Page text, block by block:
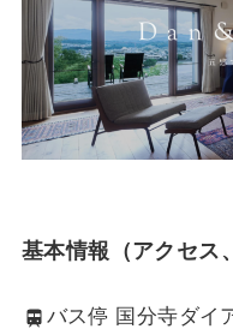
基本情報（アクセス
バス停 国分寺ダイ